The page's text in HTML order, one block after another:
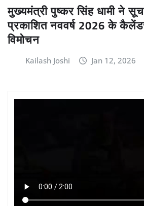
मुख्यमंत्री पुष्कर सिंह धामी ने
प्रकाशित नववर्ष 2026 के
विमोचन
Kailash Joshi Jan 12, 2026